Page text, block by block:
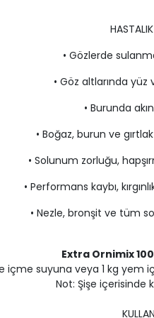
HASTALIK
• Gözlerde
• Göz altlarında yüz
• Burunda
• Boğaz, burun ve
• Solunum zorluğu,
• Performans kaybı,
• Nezle, bronşit ve tüm
Extra Ornimix
içme suyuna veya 1 kg yem
Not: Şişe içerisinde